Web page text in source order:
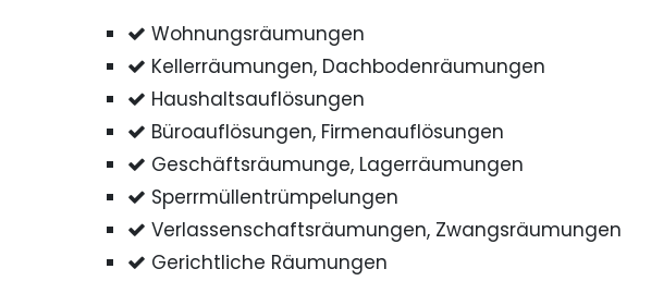
Wohnungsräumungen
Kellerräumungen, Dachbodenräumungen
Haushaltsauflösungen
Büroauflösungen, Firmenauflösungen
Geschäftsräumunge, Lagerräumungen
Sperrmüllentrümpelungen
Verlassenschaftsräumungen, Zwangsräumungen
Gerichtliche Räumungen